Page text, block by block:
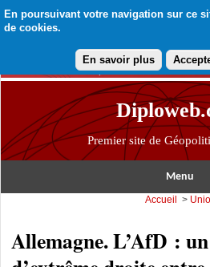
En poursuivant votre navigation sur ce
de cookies.
En savoir plus
Premier site de
Menu
Accueil >
Allemagne. L’AfD :